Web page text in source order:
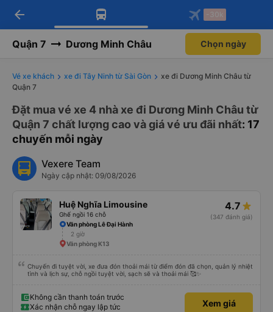
Tải app Vexere ngay!
Nhận ưu đãi thành viên độc
Mở app
Tải app Vexere
-30k/ghế khi đặt vé máy bay qua
Mở app
arrow_back -30k
Quận 7 Dương Minh Châu Chọn ngày
Vé xe khách xe đi Tây Ninh từ Sài Gòn
xe đi Dương Minh Châu từ
Quận 7
Đặt mua vé xe 4 nhà xe đi Dương Minh Châu từ
Quận 7 chất lượng cao và giá vé ưu đãi nhất: 17
chuyến mỗi ngày
Vexere Team
Ngày cập nhật: 09/08/2026
Huệ Nghĩa Limousine
Ghế ngồi 16 chỗ
4.7
(347 đánh giá)
Văn phòng Lê Đại Hành
2 giờ
Văn phòng K13
Chuyến đi tuyệt vời, xe đưa đón thoải mái từ điểm đón đã chọn, quản lý nhiệt
tình và lịch sự, chỗ ngồi tuyệt vời, sạch sẽ và thoải mái 🥰✨
Không cần thanh toán trước
Xác nhận chỗ ngay lập tức
Xem giá